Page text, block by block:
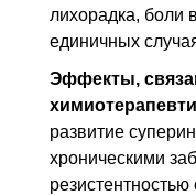
лихорадка, боли
единичных
Эффекты,
развитие
хроническими
резистентностью